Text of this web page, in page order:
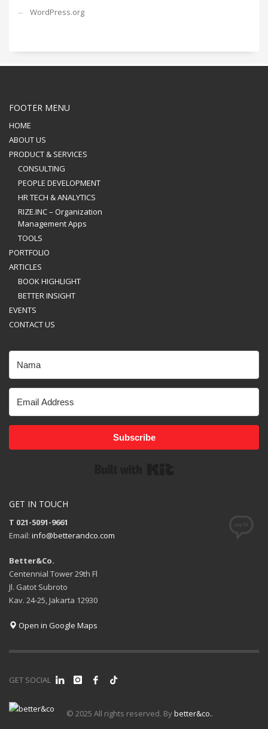
WordPress.org
FOOTER MENU
HOME
ABOUT US
PRODUCT & SERVICES
CONSULTING
PEOPLE DEVELOPMENT
HR TECH & ANALYTICS
RIZE.INC – Organization
Management Apps
TOOLS
PORTFOLIO
ARTICLES
BOOK HIGHLIGHT
BETTER INSIGHT
EVENTS
CONTACT US
Subscribe
GET IN TOUCH
T 021-5091-9661
Email: info@betterandco.com
Better&Co.
Centennial Tower 29th Fl
Jl. Gatot Subroto
Kav. 24-25, Jakarta 12930
Open in Google Maps
GET SOCIAL
© 2025 All rights reserved. Bybetter&co..